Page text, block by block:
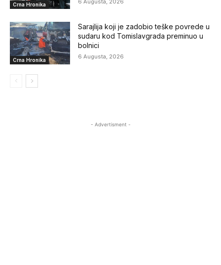
Crna Hronika
Crna Hronika
Sarajlija koji je zadobio teške povrede u
sudaru kod Tomislavgrada preminuo u
bolnici
6 Augusta, 2026
- Advertisment -